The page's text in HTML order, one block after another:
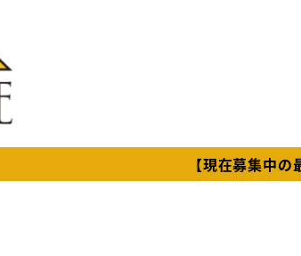
【現在募集中の